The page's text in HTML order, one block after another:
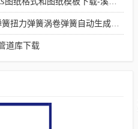
弹簧涡卷弹簧自动生成宏程序下载
道库下载